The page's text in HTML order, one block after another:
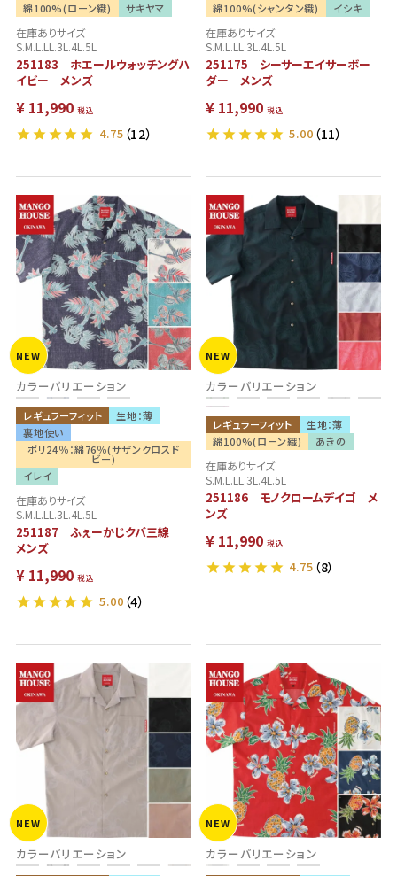
綿100%(ローン織)
サキヤマ
在庫ありサイズ
S.M.L.LL.3L.4L.5L
251183 ホエールウォッチングハ
イビー メンズ
¥ 11,990 税込
4.75 （12）
綿100%(シャンタン織)
イシキ
在庫ありサイズ
S.M.L.LL.3L.4L.5L
251175 シーサーエイサーボー
ダー メンズ
¥ 11,990 税込
5.00 （11）
カラーバリエーション
レギュラーフィット
生地：薄
裏地使い
ポリ24％：綿76％(サザンクロスド
ビー)
イレイ
NEW
在庫ありサイズ
S.M.L.LL.3L.4L.5L
251187 ふぇーかじクバ三線
メンズ
¥ 11,990 税込
5.00 （4）
カラーバリエーション
レギュラーフィット
生地：薄
綿100%(ローン織)
あきの
NEW
在庫ありサイズ
S.M.L.LL.3L.4L.5L
251186 モノクロームデイゴ メ
ンズ
¥ 11,990 税込
4.75 （8）
カラーバリエーション
NEW
カラーバリエーション
NEW